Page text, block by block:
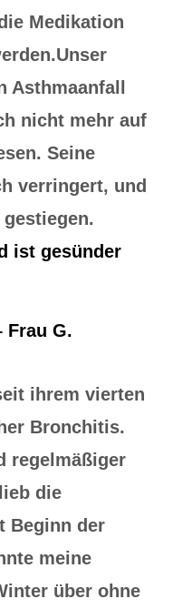
Medikation
Asthmaanfall
nicht mehr auf
Seine
verringert, und
ist gesünder
Frau G.
ihrem vierten
Bronchitis.
regelmäßiger
die
Beginn der
meine
über ohne